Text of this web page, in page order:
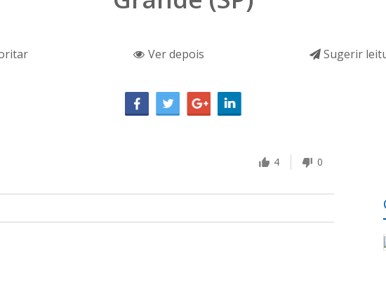
Ver depois Sugerir
4 0